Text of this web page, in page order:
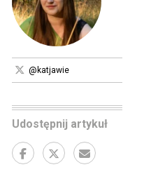
@katjawie
Udostępnij artykuł